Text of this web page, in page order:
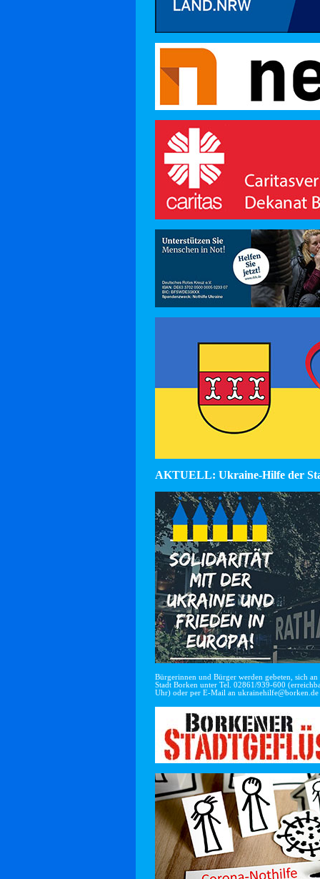
AKTUELL: Ukraine-Hilfe der
Bürgerinnen und Bürger werden gebeten, sich
Stadt Borken unter Tel. 02861/939-600
Uhr) oder per E-Mail an ukrainehilfe@borken.de